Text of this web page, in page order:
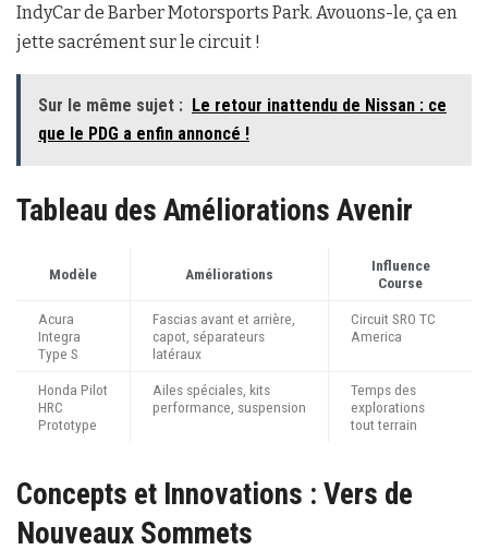
IndyCar de Barber Motorsports Park. Avouons-le, ça en
jette sacrément sur le circuit !
Sur le même sujet : Le retour inattendu de Nissan : ce
que le PDG a enfin annoncé !
Tableau des Améliorations Avenir
Modèle Améliorations
Influence
Course
Acura
Integra
Type S
Fascias avant et arrière,
capot, séparateurs
latéraux
Circuit SRO TC
America
Honda Pilot
HRC
Prototype
Ailes spéciales, kits
performance, suspension
Temps des
explorations
tout terrain
Concepts et Innovations : Vers de
Nouveaux Sommets